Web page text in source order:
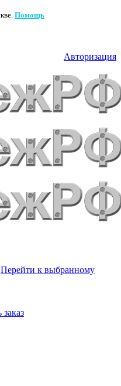
Помощь
Авторизация
Перейти к выбранному